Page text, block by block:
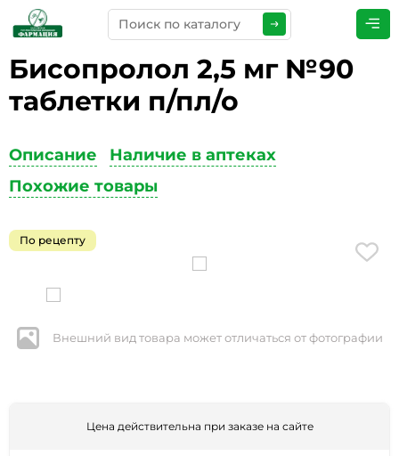
Бисопролол 2,5 мг №90
таблетки п/пл/о
Описание
Наличие в аптеках
Похожие товары
По рецепту
Внешний вид товара может отличаться от фотографии
Цена действительна при заказе на сайте
ПРЕДСТАВЬТЕСЬ*
ТЕЛЕФОН*
ЭЛЕКТРОННАЯ ПОЧТА
КОММЕНТАРИИ*